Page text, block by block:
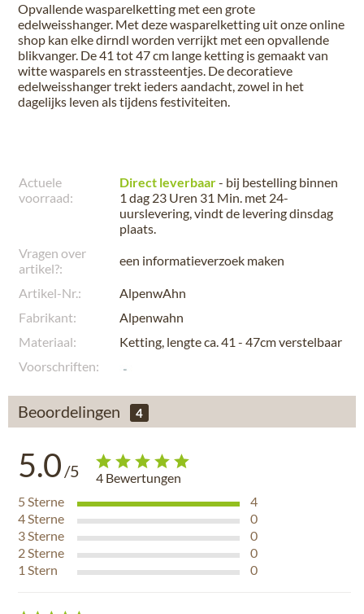
Opvallende wasparelketting met een grote
edelweisshanger. Met deze wasparelketting uit onze online
shop kan elke dirndl worden verrijkt met een opvallende
blikvanger. De 41 tot 47 cm lange ketting is gemaakt van
witte wasparels en strassteentjes. De decoratieve
edelweisshanger trekt ieders aandacht, zowel in het
dagelijks leven als tijdens festiviteiten.
Actuele
voorraad:
Direct leverbaar- bij bestelling binnen
1 dag 23 Uren 31 Min. met 24-
uurslevering, vindt de leveringdinsdag
plaats.
Vragen over
artikel?:
een informatieverzoek maken
Artikel-Nr.:
AlpenwAhn
Fabrikant:
Alpenwahn
Materiaal:
Ketting, lengte ca. 41 - 47cm verstelbaar
Voorschriften:
Beoordelingen 4
5.0 /5 4 Bewertungen
5Sterne
4
4Sterne
0
3Sterne
0
2Sterne
0
1 Stern 0